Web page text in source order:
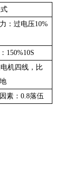
：过电压10%
150%10S
机四线，比
素：0.8落伍